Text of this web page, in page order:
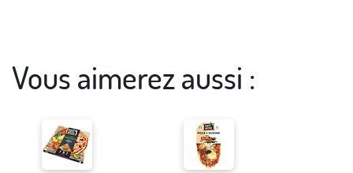
Vous aimerez aussi :